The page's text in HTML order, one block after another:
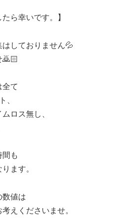
ら幸いです。】
しておりません💦
て
、
ロス無し、
間も
ます。
値は
えくださいませ。